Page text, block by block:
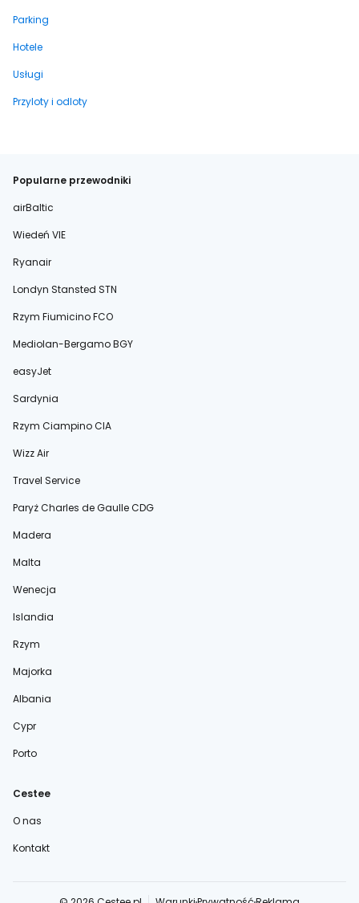
Parking
Hotele
Usługi
Przyloty i odloty
Popularne przewodniki
airBaltic
Wiedeń VIE
Ryanair
Londyn Stansted STN
Rzym Fiumicino FCO
Mediolan-Bergamo BGY
easyJet
Sardynia
Rzym Ciampino CIA
Wizz Air
Travel Service
Paryż Charles de Gaulle CDG
Madera
Malta
Wenecja
Islandia
Rzym
Majorka
Albania
Cypr
Porto
Cestee
O nas
Kontakt